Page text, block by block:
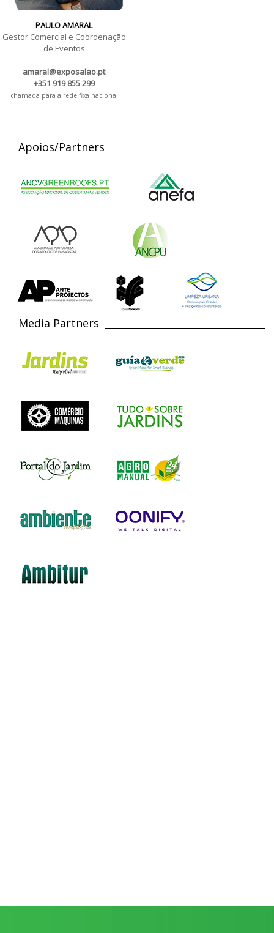
PAULO AMARAL
Gestor Comercial e Coordenação
de Eventos
amaral@exposalao.pt
+351 919 855 299
chamada para a rede fixa nacional
Apoios/Partners
Media Partners